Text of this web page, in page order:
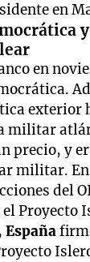
en
en
exterior
militar
precio, y
militar. En
del
Proyecto
España